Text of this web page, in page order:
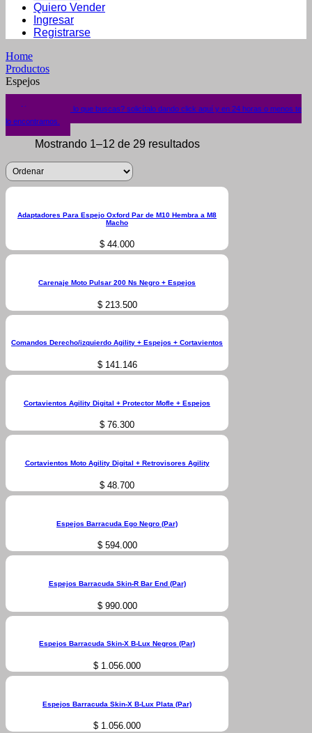
Quiero Vender
Ingresar
Registrarse
Home
Productos
Espejos
¿No encuentras lo que buscas? solicítalo dando click aquí y en 24 horas o menos te
lo encontramos.
Mostrando 1–12 de 29 resultados
Adaptadores Para Espejo Oxford Par de M10 Hembra a M8
Macho
$ 44.000
Carenaje Moto Pulsar 200 Ns Negro + Espejos
$213.500
Comandos Derecho/izquierdo Agility + Espejos + Cortavientos
$141.146
Cortavientos Agility Digital + Protector Mofle + Espejos
$ 76.300
Cortavientos Moto Agility Digital + Retrovisores Agility
$ 48.700
Espejos Barracuda Ego Negro (Par)
$594.000
Espejos Barracuda Skin-R Bar End (Par)
$990.000
Espejos Barracuda Skin-X B-Lux Negros (Par)
$ 1.056.000
Espejos Barracuda Skin-X B-Lux Plata (Par)
$ 1.056.000